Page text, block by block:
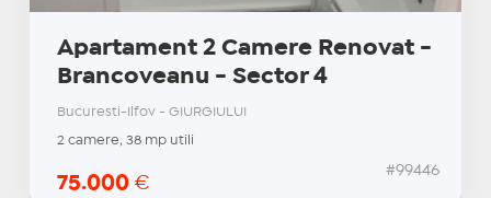
Apartament 2 Camere Renovat -
Brancoveanu - Sector 4
Bucuresti-Ilfov - GIURGIULUI
2 camere, 38 mp utili
75.000 €
#99446